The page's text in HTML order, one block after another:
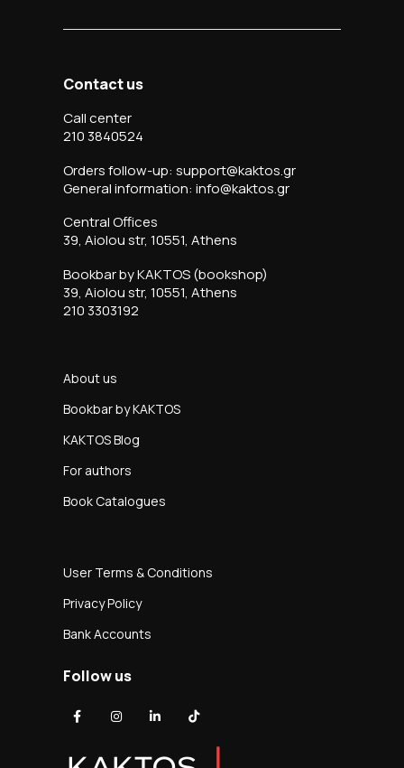
Contact us
Call center
210 3840524
Orders follow-up: support@kaktos.gr
General information: info@kaktos.gr
Central Offices
39, Aiolou str, 10551, Athens
Bookbar by KAKTOS (bookshop)
39, Aiolou str, 10551, Athens
210 3303192
About us
Bookbar by KAKTOS
KAKTOS Blog
For authors
Book Catalogues
User Terms & Conditions
Privacy Policy
Bank Accounts
Follow us